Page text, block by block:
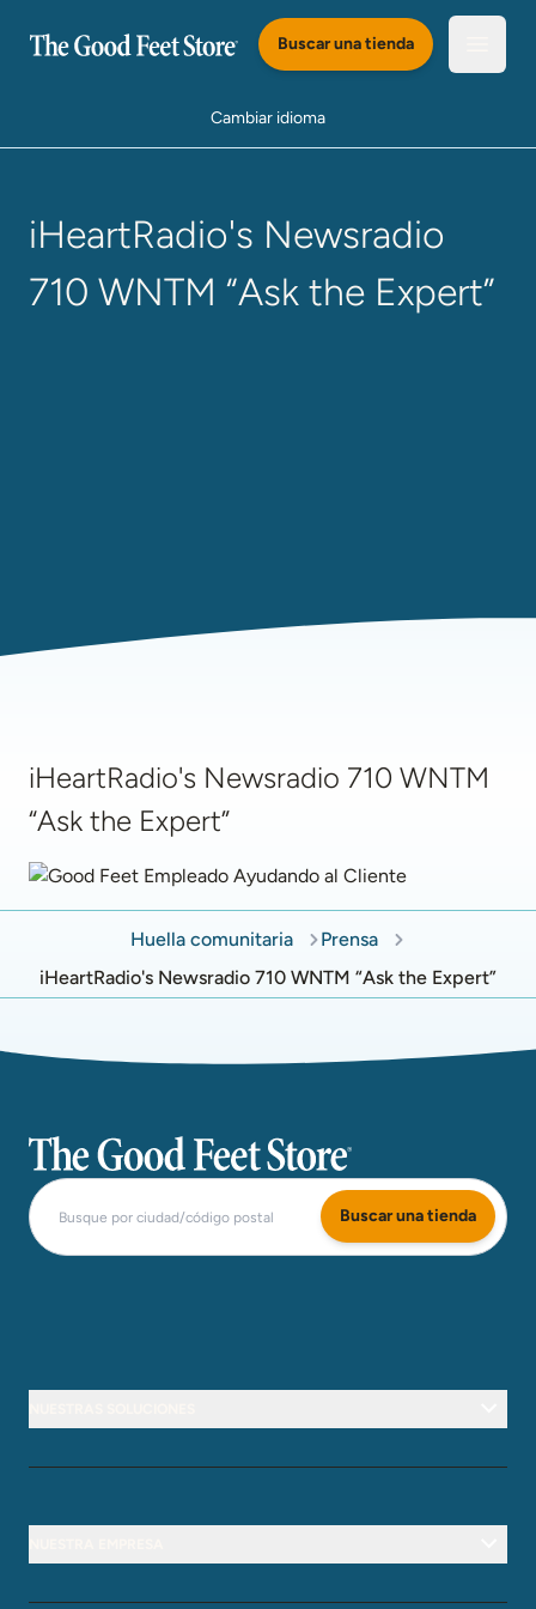
Buscar una tienda
Cambiar idioma
iHeartRadio's Newsradio
710 WNTM “Ask the Expert”
iHeartRadio's Newsradio 710 WNTM
“Ask the Expert”
Huella comunitaria
Prensa
iHeartRadio's Newsradio 710 WNTM “Ask the Expert”
The Good Feet Store
Buscar una tienda